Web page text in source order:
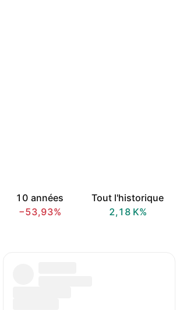
10 années
−53,93%
Tout l'historique
‪2,18 K‬%